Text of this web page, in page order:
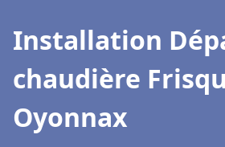
Installation
chaudière
Oyonnax